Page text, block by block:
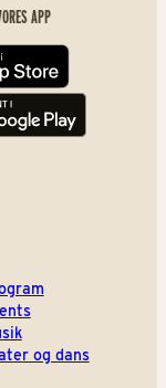
APP
og dans